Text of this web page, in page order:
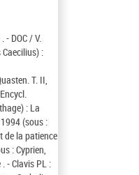
- DOC / V.
:
T. II,
: La
(sous :
de la patience
: Cyprien,
- Clavis PL :